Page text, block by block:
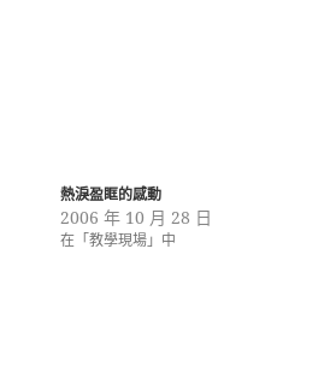
熱淚盈眶的感動
2006 年 10 月 28 日
在「教學現場」中